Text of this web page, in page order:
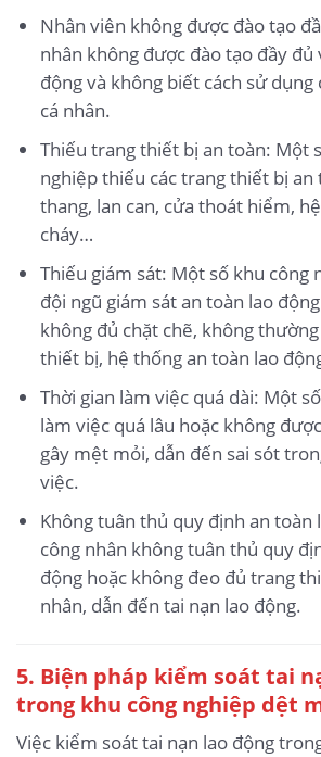
Nhân viên không được đào tạo
nhân không được đào tạo đầy đủ
động và không biết cách sử dụng
cá nhân.
Thiếu trang thiết bị an toàn: Một
nghiệp thiếu các trang thiết bị an
thang, lan can, cửa thoát hiểm,
cháy…
Thiếu giám sát: Một số khu công
đội ngũ giám sát an toàn lao
không đủ chặt chẽ, không
thiết bị, hệ thống an toàn lao
Thời gian làm việc quá dài: Một
làm việc quá lâu hoặc không
gây mệt mỏi, dẫn đến sai sót
việc.
Không tuân thủ quy định an toàn
công nhân không tuân thủ quy
động hoặc không đeo đủ trang
nhân, dẫn đến tai nạn lao động.
5. Biện pháp kiểm soát tai
trong khu công nghiệp dệt
Việc kiểm soát tai nạn lao động